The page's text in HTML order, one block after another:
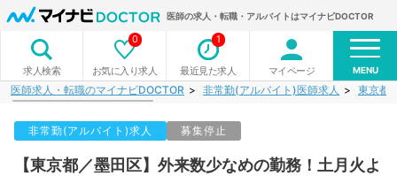
医師の求人・転職・アルバイトはマイナビDOCTOR
求人検索 お気に入り求人
0
最近見た求人
1
マイページ MENU
医師求人・転職のマイナビDOCTOR 非常勤(アルバイト)医師求人 東京都
非常勤(アルバイト)求人 募集停止
【東京都／墨田区】外来数少なめの勤務！土月火よ